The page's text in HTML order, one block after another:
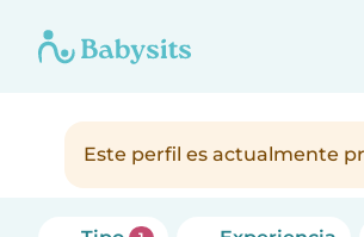
Este perfil es actualmente